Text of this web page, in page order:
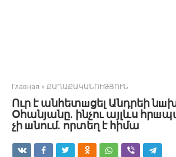
Главная » ՔԱՂԱՔԱԿԱՆՈՒԹՅՈՒՆ
Ուր է անհետшցել Անդրեի
Օհանյանը. ինչու այլևս
չի шնում. որտեղ է հիմա